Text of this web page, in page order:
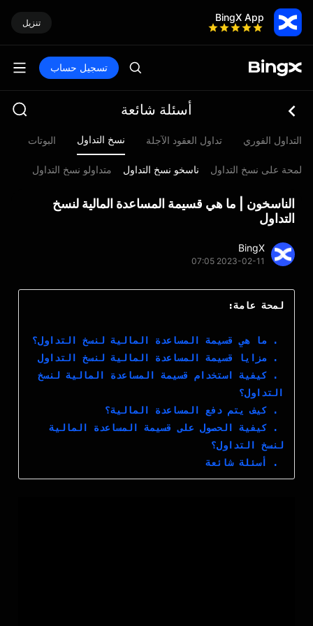
BingX App تنزيل
تسجيل حساب
أسئلة شائعة
التداول الفوري تداول العقود الآجلة نسخ التداول البوتات
لمحة على نسخ التداول ناسخو نسخ التداول متداولو نسخ التداول
الناسخون | ما هي قسيمة المساعدة المالية لنسخ
التداول
BingX
2023-02-11 07:05
لمحة عامة:
3. كيفية استخدام قسيمة المساعدة المالية لنسخ
التداول؟
5. كيفية الحصول على قسيمة المساعدة المالية
لنسخ التداول؟